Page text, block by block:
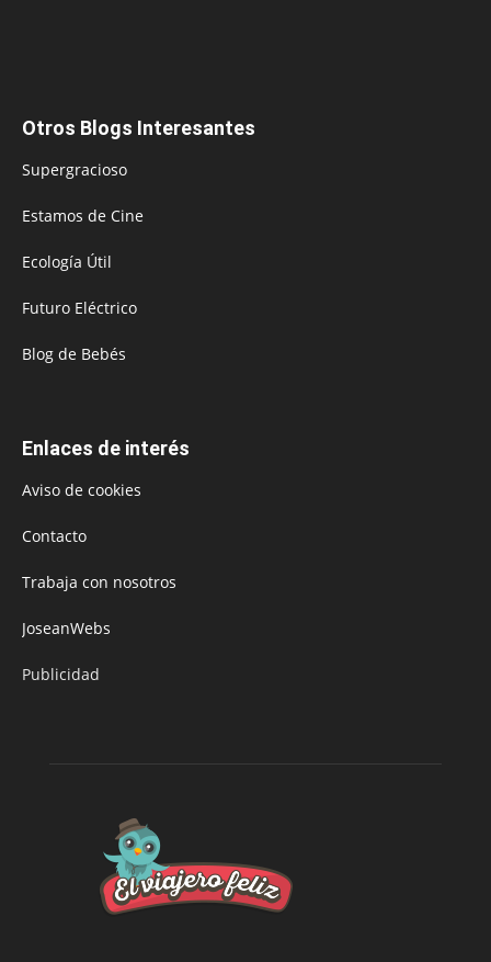
Otros Blogs Interesantes
Supergracioso
Estamos de Cine
Ecología Útil
Futuro Eléctrico
Blog de Bebés
Enlaces de interés
Aviso de cookies
Contacto
Trabaja con nosotros
JoseanWebs
Publicidad